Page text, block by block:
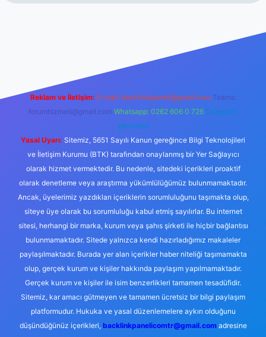
Reklam ve İletişim: E-mail: backlinkpaneli@gmail.com Teams:
forumhizmeti@gmail.com Whatsapp: 0262 606 0 726 Telegram:
@karabul
Yasal Uyarı: Sitemiz, 5651 Sayılı Kanun gereğince Bilgi Teknolojileri
ve İletişim Kurumu (BTK) tarafından onaylanmış bir Yer Sağlayıcı
olarak hizmet vermektedir. Bu nedenle, sitedeki içerikleri proaktif
olarak denetleme veya araştırma yükümlülüğümüz bulunmamaktadır.
Ancak, üyelerimiz yazdıkları içeriklerin sorumluluğunu taşımakta olup,
siteye üye olarak bu sorumluluğu kabul etmiş sayılırlar. Bu internet
sitesi, herhangi bir marka, kurum veya şahıs şirketi ile hiçbir bağlantısı
bulunmamaktadır. Sitede yalnızca kendi hazırladığımız makaleler
paylaşılmaktadır. Burada yer alan içerikler haber niteliği taşımamakta
olup, gerçek kurum ve kişiler hakkında paylaşım yapılmamaktadır.
Gerçek kurum ve kişiler ile isim benzerlikleri tamamen tesadüfidir.
Sitemiz, kar amacı gütmeyen ve tamamen ücretsiz bir bilgi paylaşım
platformudur. Hukuka ve yasal düzenlemelere aykırı olduğunu
düşündüğünüz içerikleri, backlinkpanelicomtr@gmail.comadresine